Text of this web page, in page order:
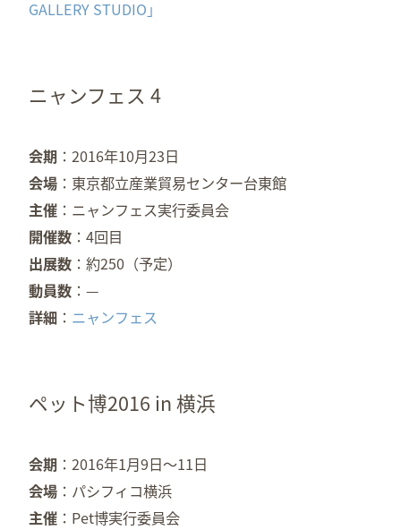
GALLERY STUDIO」
ニャンフェス 4
会期
2016年10月23日
会場
東京都立産業貿易センター台東館
主催
ニャンフェス実行委員会
開催数
4回目
出展数
約250（予定）
動員数
—
詳細
ニャンフェス
ペット博2016 in 横浜
会期
2016年1月9日～11日
会場
パシフィコ横浜
主催
Pet博実行委員会